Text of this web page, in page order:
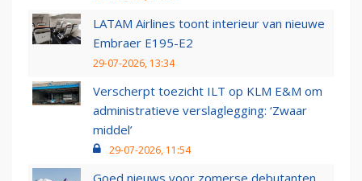
LATAM Airlines toont interieur van nieuwe
Embraer E195-E2
29-07-2026, 13:34
Verscherpt toezicht ILT op KLM E&M om
administratieve verslaglegging: ‘Zwaar
middel’
29-07-2026, 11:54